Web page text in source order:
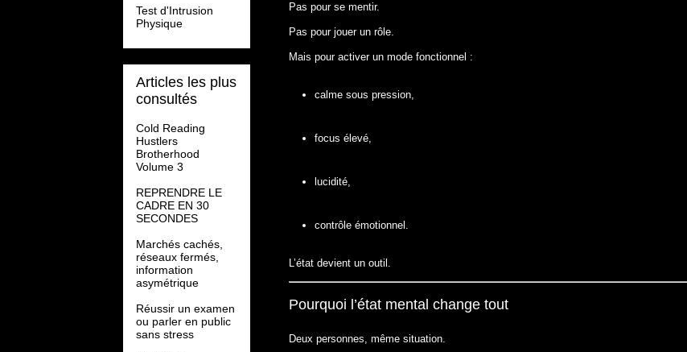
Pas pour se mentir.
Pas pour jouer un rôle.
Mais pour activer un mode fonctionnel :
calme sous pression,
focus élevé,
lucidité,
contrôle émotionnel.
L’état devient un outil.
Pourquoi l’état mental change tout
Deux personnes, même situation.
Test d'Intrusion
Physique
Articles les plus
consultés
Cold Reading
Hustlers
Brotherhood
Volume 3
REPRENDRE LE
CADRE EN 30
SECONDES
Marchés cachés,
réseaux fermés,
information
asymétrique
Réussir un examen
ou parler en public
sans stress